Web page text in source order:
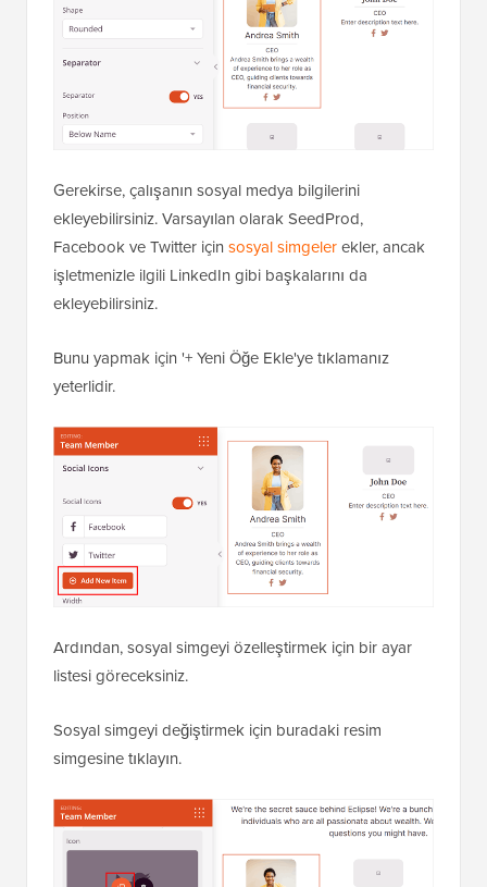
Gerekirse, çalışanın sosyal medya bilgilerini
ekleyebilirsiniz. Varsayılan olarak SeedProd,
Facebook ve Twitter için sosyal simgelerekler, ancak
işletmenizle ilgili LinkedIn gibi başkalarını da
ekleyebilirsiniz.
Bunu yapmak için '+ Yeni Öğe Ekle'ye tıklamanız
yeterlidir.
Ardından, sosyal simgeyi özelleştirmek için bir ayar
listesi göreceksiniz.
Sosyal simgeyi değiştirmek için buradaki resim
simgesine tıklayın.